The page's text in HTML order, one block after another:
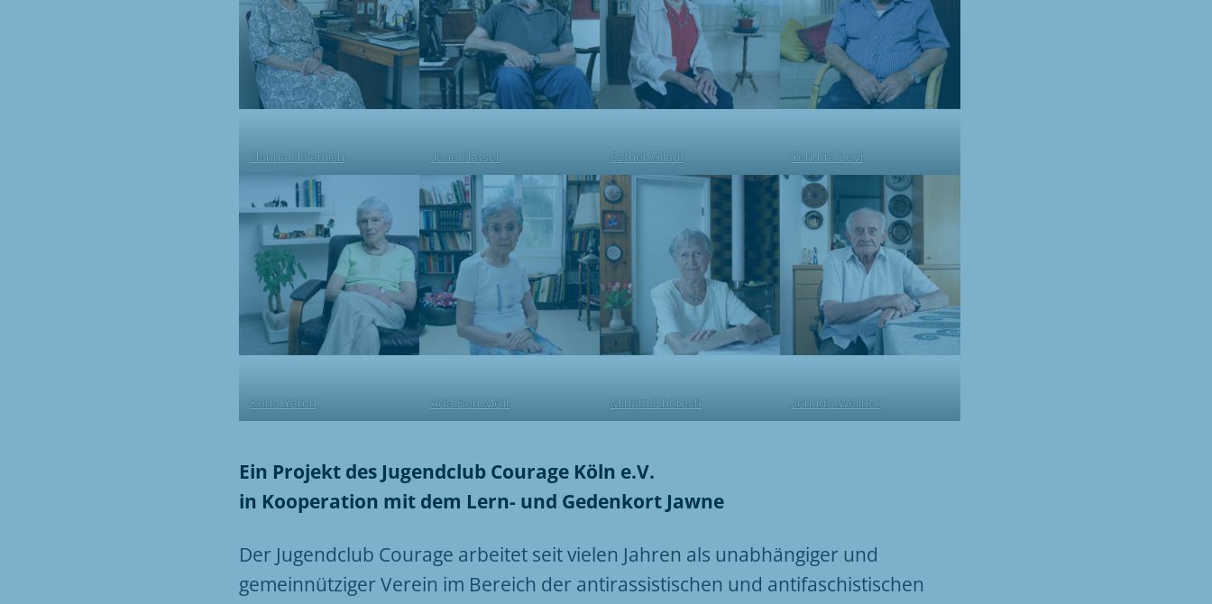
Hanna Halamish Jona Hatsor Esther Giladi Yehuda Levi
Karla Yaron Ada Ben Me’ir Miriam Choresh Jehuda Wellner
Ein Projekt des Jugendclub Courage Köln e.V.
in Kooperation mit dem Lern- und Gedenkort Jawne
Der Jugendclub Courage arbeitet seit vielen Jahren als unabhängiger und
gemeinnütziger Verein im Bereich der antirassistischen und antifaschistischen